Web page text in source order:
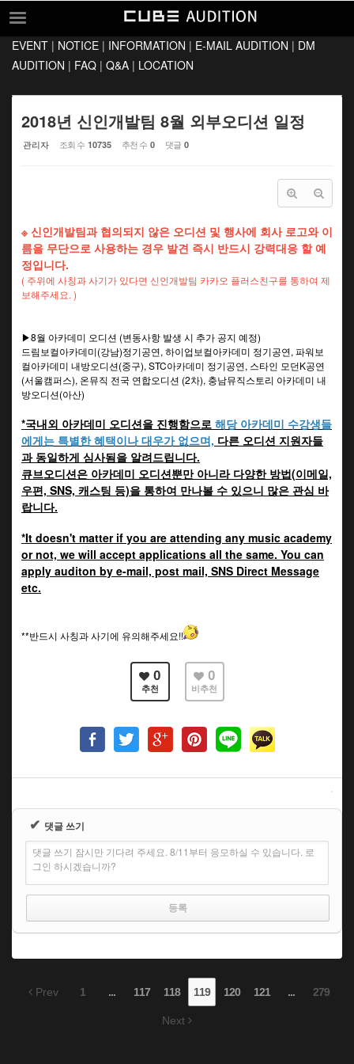
EVENT
INFORMATION
E-MAIL AUDITION
Q&A
LOCATION
EVENT | NOTICE | INFORMATION | E-MAIL AUDITION | DM
AUDITION | FAQ | Q&A | LOCATION
2018년 신인개발팀 8월 외부오디션 일정
관리자 조회 수 10735 추천 수 0 댓글 0
※ 신인개발팀과 협의되지 않은 오디션 및 행사에 회사 로고와 이
름을 무단으로 사용하는 경우 발견 즉시 반드시 강력대응 할 예
정입니다.
( 주위에 사칭과 사기가 있다면 신인개발팀 카카오 플러스친구를 통하여 제
보해주세요. )
▶8월 아카데미 오디션 (변동사항 발생 시 추가 공지 예정)
드림보컬아카데미(강남)정기공연, 하이업보컬아카데미 정기공연, 파워보
컬아카데미 내방오디션(중구), STC아카데미 정기공연, 스타인 모던K공연
(서울캠퍼스), 온뮤직 전국 연합오디션 (2차), 충남뮤직스토리 아카데미 내
방오디션(아산)
*국내외 아카데미 오디션을 진행함으로 해당 아카데미 수강생들
에게는 특별한 혜택이나 대우가 없으며, 다른 오디션 지원자들
과 동일하게 심사됨을 알려드립니다.
큐브오디션은 아카데미 오디션뿐만 아니라 다양한 방법(이메일,
우편, SNS, 캐스팅 등)을 통하여 만나볼 수 있으니 많은 관심 바
랍니다.
*It doesn't matter if you are attending any music academy
or not, we will accept applications all the same. You can
apply auditon by e-mail, post mail, SNS Direct Message
etc.
**반드시 사칭과 사기에 유의해주세요!!
0
추천
0
비추천
✔ 댓글 쓰기
댓글 쓰기 잠시만 기다려 주세요. 8/11부터 응모하실 수 있습니다. 로
그인 하시겠습니까?
Prev 1 ... 117 118 119 120 121 ... 279
Next